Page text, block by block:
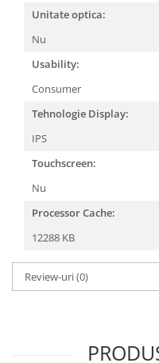
Unitate optica:
Nu
Usability:
Consumer
Tehnologie Display:
IPS
Touchscreen:
Nu
Processor Cache:
12288 KB
Review-uri(0)